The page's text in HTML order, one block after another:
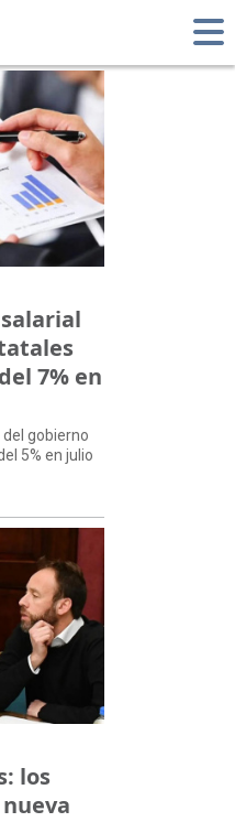
7% en
del gobierno
5% en julio
los